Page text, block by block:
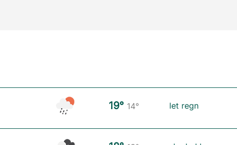
19° 14° let regn